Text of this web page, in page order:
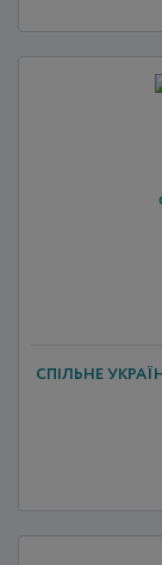
СПІЛЬНЕ